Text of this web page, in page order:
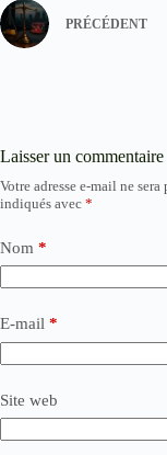
PRÉCÉDENT
Laisser un commentaire
Votre adresse e-mail ne sera
indiqués avec *
Nom *
E-mail *
Site web